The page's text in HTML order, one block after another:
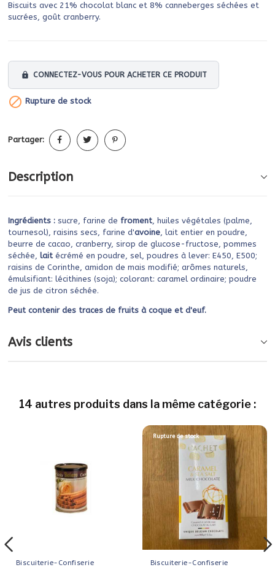
Biscuits avec 21% chocolat blanc et 8% canneberges séchées et
sucrées, goût cranberry.
lock CONNECTEZ-VOUS POUR ACHETER CE PRODUIT
 Rupture de stock
Partager:
Description
Ingrédients : sucre, farine de froment , huiles végétales (palme,
tournesol), raisins secs, farine d'avoine , lait entier en poudre,
beurre de cacao, cranberry, sirop de glucose-fructose, pommes
séchée, lait écrémé en poudre, sel, poudres à lever: E450, E500;
raisins de Corinthe, amidon de mais modifié; arômes naturels,
émulsifiant: lécithines (soja); colorant: caramel ordinaire; poudre
de jus de citron séchée.
Peut contenir des traces de fruits à coque et d'euf.
Avis clients
14 autres produits dans la même catégorie :
Biscuiterie-Confiserie
Rupture de stock
Biscuiterie-Confiserie